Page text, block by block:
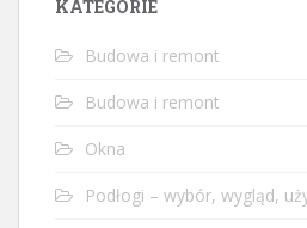
KATEGORIE
Budowa i remont
Budowa i remont
Okna
Podłogi – wybór, wygląd,